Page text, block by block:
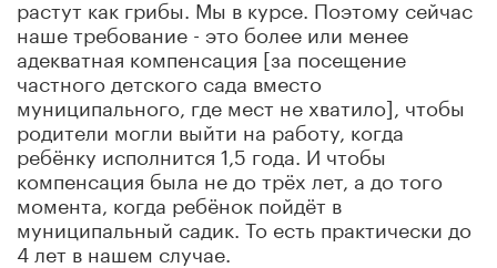
растут как грибы. Мы в курсе. Поэтому сейчас
наше требование - это более или менее
адекватная компенсация [за посещение
частного детского сада вместо
муниципального, где мест не хватило], чтобы
родители могли выйти на работу, когда
ребёнку исполнится 1,5 года. И чтобы
компенсация была не до трёх лет, а до того
момента, когда ребёнок пойдёт в
муниципальный садик. То есть практически до
4 лет в нашем случае.